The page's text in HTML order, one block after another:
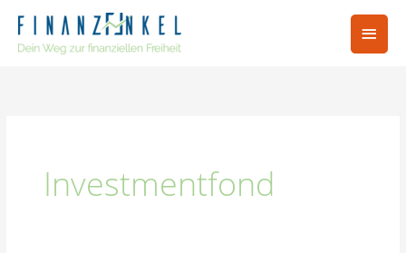
Inhalt
springen
Investmentfond